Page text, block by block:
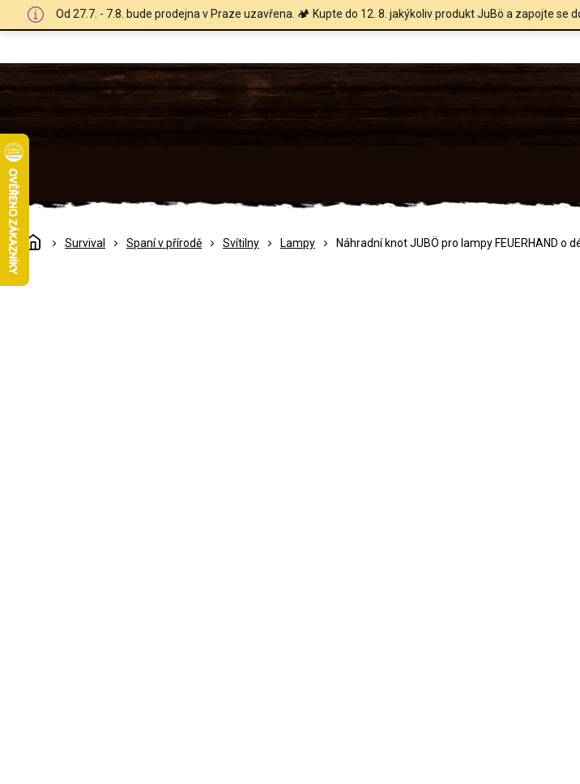
Od 27.7. - 7.8. bude prodejna v Praze uzavřena. 🏕️ Kupte do 12. 8. jakýkoliv produkt JuBö a zapojte se
DomůSurvival Spaní v přírodě Svítilny Lampy Náhradní knot JUBÖ pro lampy FEUERHAND o